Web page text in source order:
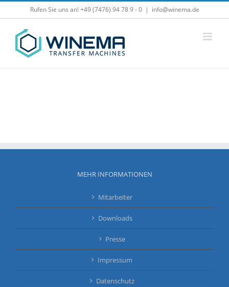
Zum
Rufen Sie uns an! +49 (7476) 94 78 9 - 0 | info@winema.de
MEHR INFORMATIONEN
Mitarbeiter
Downloads
Presse
Impressum
Datenschutz